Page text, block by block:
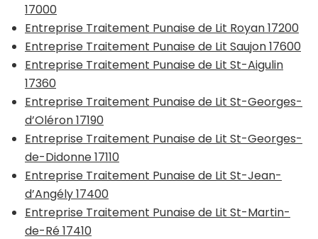
17000
Entreprise Traitement Punaise de Lit Royan 17200
Entreprise Traitement Punaise de Lit Saujon 17600
Entreprise Traitement Punaise de Lit St-Aigulin
17360
Entreprise Traitement Punaise de Lit St-Georges-
d’Oléron 17190
Entreprise Traitement Punaise de Lit St-Georges-
de-Didonne 17110
Entreprise Traitement Punaise de Lit St-Jean-
d’Angély 17400
Entreprise Traitement Punaise de Lit St-Martin-
de-Ré 17410